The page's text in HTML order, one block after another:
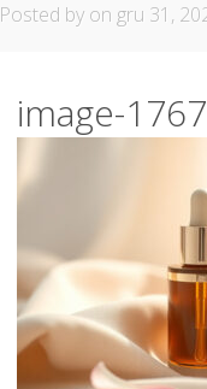
Posted by on gru 31,
image-